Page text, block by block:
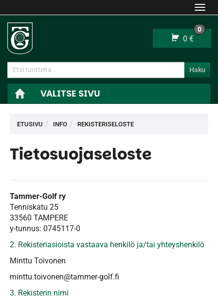
0 €
0
Haku
VALITSE SIVU
ETUSIVU INFO REKISTERISELOSTE
Tietosuojaseloste
Tammer-Golf ry
Tenniskatu 25
33560 TAMPERE
y-tunnus: 0745117-0
2. Rekisteriasioista vastaava henkilö ja/tai yhteyshenkilö
Minttu Toivonen
minttu.toivonen@tammer-golf.fi
3. Rekisterin nimi